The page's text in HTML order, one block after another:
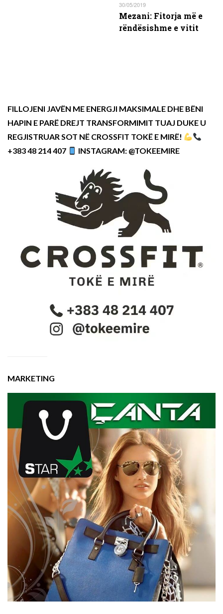
30/05/2019
Mezani: Fitorja më e
rëndësishme e vitit
FILLOJENI JAVËN ME ENERGJI MAKSIMALE DHE BËNI
HAPIN E PARË DREJT TRANSFORMIMIT TUAJ DUKE U
REGJISTRUAR SOT NË CROSSFIT TOKË E MIRË!
+383 48 214 407
INSTAGRAM: @TOKEEMIRE
MARKETING